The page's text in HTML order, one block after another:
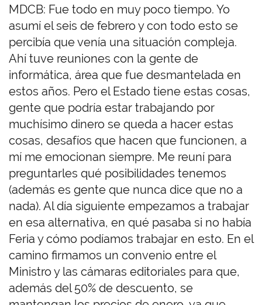
MDCB: Fue todo en muy poco tiempo. Yo
asumí el seis de febrero y con todo esto se
percibía que venía una situación compleja.
Ahí tuve reuniones con la gente de
informática, área que fue desmantelada en
estos años. Pero el Estado tiene estas cosas,
gente que podría estar trabajando por
muchísimo dinero se queda a hacer estas
cosas, desafíos que hacen que funcionen, a
mí me emocionan siempre. Me reuní para
preguntarles qué posibilidades tenemos
(además es gente que nunca dice que no a
nada). Al día siguiente empezamos a trabajar
en esa alternativa, en qué pasaba si no había
Feria y cómo podíamos trabajar en esto. En el
camino firmamos un convenio entre el
Ministro y las cámaras editoriales para que,
además del 50% de descuento, se